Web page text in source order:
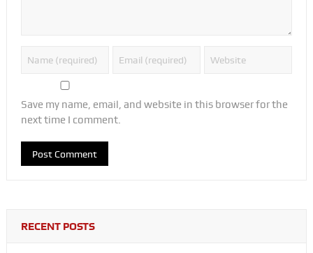
Save my name, email, and website in this browser for the
next time I comment.
RECENT POSTS